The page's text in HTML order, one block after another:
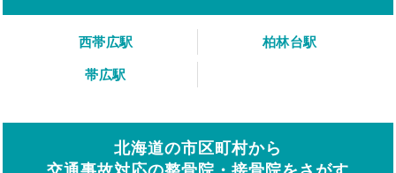
西帯広駅
柏林台駅
帯広駅
北海道の市区町村から